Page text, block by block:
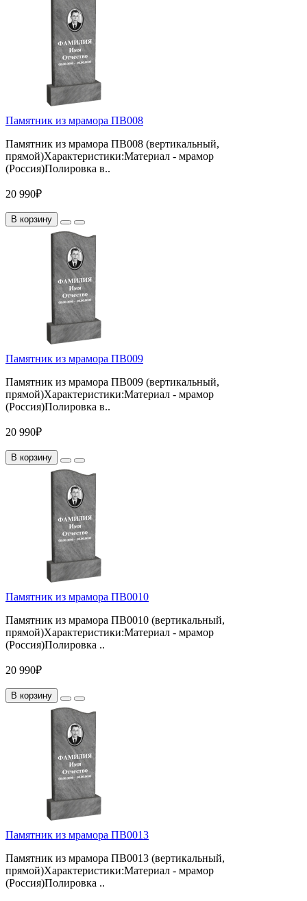
Памятник из мрамора ПВ008
Памятник из мрамора ПВ008 (вертикальный,
прямой)Характеристики:Материал - мрамор
(Россия)Полировка в..
20 990₽
В корзину
Памятник из мрамора ПВ009
Памятник из мрамора ПВ009 (вертикальный,
прямой)Характеристики:Материал - мрамор
(Россия)Полировка в..
20 990₽
В корзину
Памятник из мрамора ПВ0010
Памятник из мрамора ПВ0010 (вертикальный,
прямой)Характеристики:Материал - мрамор
(Россия)Полировка ..
20 990₽
В корзину
Памятник из мрамора ПВ0013
Памятник из мрамора ПВ0013 (вертикальный,
прямой)Характеристики:Материал - мрамор
(Россия)Полировка ..